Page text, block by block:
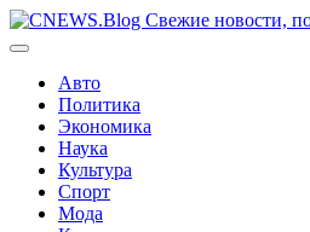
Перейти
к
Авто
Политика
Экономика
Наука
Культура
Спорт
Мода